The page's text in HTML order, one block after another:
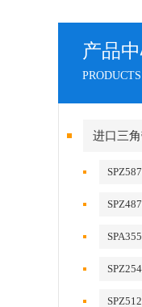
产品
进口三